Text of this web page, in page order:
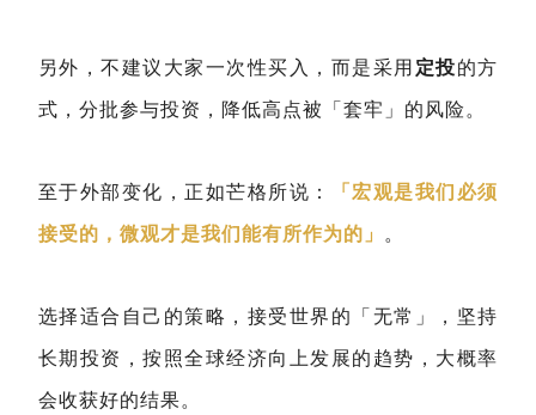
另外，不建议大家一次性买入，而是采用 定投的方
式，分批参与投资，降低高点被「套牢」的风险。
至于外部变化，正如芒格所说： 「宏观是我们必须
接受的，微观才是我们能有所作为的」 。
选择适合自己的策略，接受世界的「无常」，坚持
长期投资，按照全球经济向上发展的趋势，大概率
会收获好的结果。